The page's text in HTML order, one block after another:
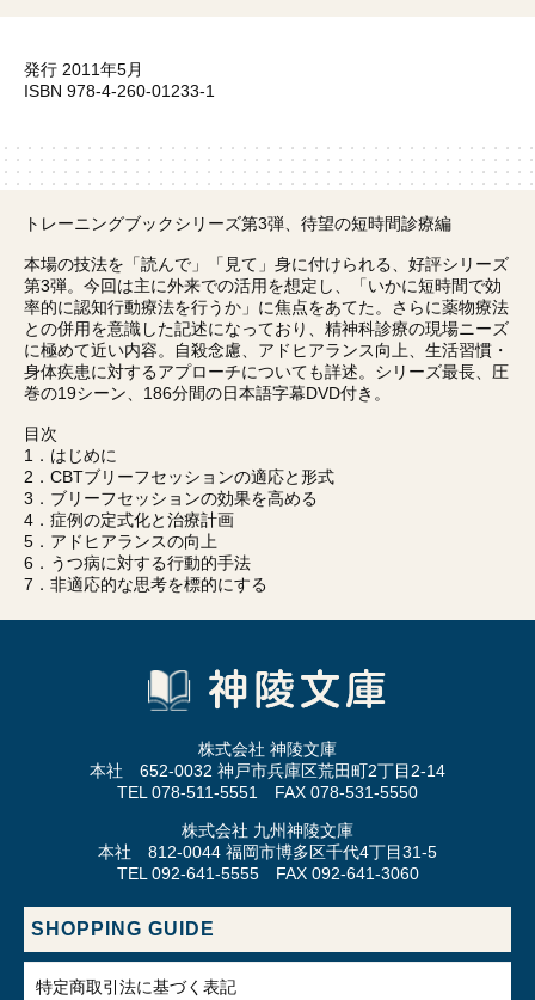
発行 2011年5月
ISBN 978-4-260-01233-1
トレーニングブックシリーズ第3弾、待望の短時間診療編
本場の技法を「読んで」「見て」身に付けられる、好評シリーズ
第3弾。今回は主に外来での活用を想定し、「いかに短時間で効
率的に認知行動療法を行うか」に焦点をあてた。さらに薬物療法
との併用を意識した記述になっており、精神科診療の現場ニーズ
に極めて近い内容。自殺念慮、アドヒアランス向上、生活習慣・
身体疾患に対するアプローチについても詳述。シリーズ最長、圧
巻の19シーン、186分間の日本語字幕DVD付き。
目次
1．はじめに
2．CBTブリーフセッションの適応と形式
3．ブリーフセッションの効果を高める
4．症例の定式化と治療計画
5．アドヒアランスの向上
6．うつ病に対する行動的手法
7．非適応的な思考を標的にする
株式会社 神陵文庫
本社 652-0032 神戸市兵庫区荒田町2丁目2-14
TEL 078-511-5551 FAX 078-531-5550
株式会社 九州神陵文庫
本社 812-0044 福岡市博多区千代4丁目31-5
TEL 092-641-5555 FAX 092-641-3060
SHOPPING GUIDE
特定商取引法に基づく表記